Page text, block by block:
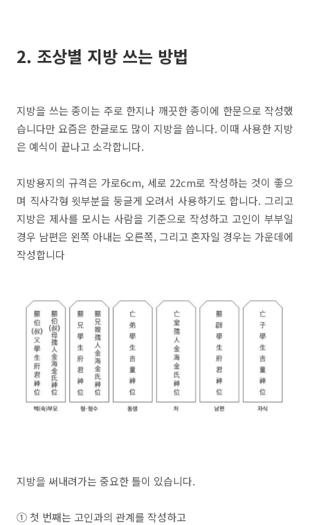
2. 조상별 지방 쓰는 방법
지방을 쓰는 종이는 주로 한지나 깨끗한 종이에 한문으로 작성했
습니다만 요즘은 한글로도 많이 지방을 씁니다. 이때 사용한 지방
은 예식이 끝나고 소각합니다.
지방용지의 규격은 가로6cm, 세로 22cm로 작성하는 것이 좋으
며 직사각형 윗부분을 둥글게 오려서 사용하기도 합니다. 그리고
지방은 제사를 모시는 사람을 기준으로 작성하고 고인이 부부일
경우 남편은 왼쪽 아내는 오른쪽, 그리고 혼자일 경우는 가운데에
작성합니다
지방을 써내려가는 중요한 틀이 있습니다.
① 첫 번째는 고인과의 관계를 작성하고